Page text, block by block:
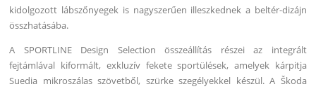
kidolgozott lábszőnyegek is nagyszerűen illeszkednek a beltér-dizájn
összhatásába.
A SPORTLINE Design Selection összeállítás részei az integrált
fejtámlával kiformált, exkluzív fekete sportülések, amelyek kárpitja
Suedia mikroszálas szövetből, szürke szegélyekkel készül. A Škoda